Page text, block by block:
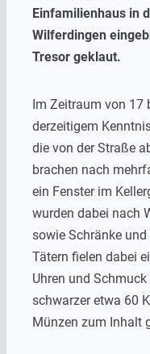
Einfamilienhaus in
Wilferdingen
Tresor geklaut.
Im Zeitraum von 17
derzeitigem
die von der Straße
brachen nach
ein Fenster im
wurden dabei nach
sowie Schränke
Tätern fielen dabei
Uhren und
schwarzer etwa 60
Münzen zum Inhalt